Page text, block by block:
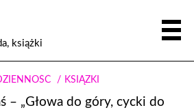
książki
KSIĄŻKI
– „Głowa do góry, cycki do